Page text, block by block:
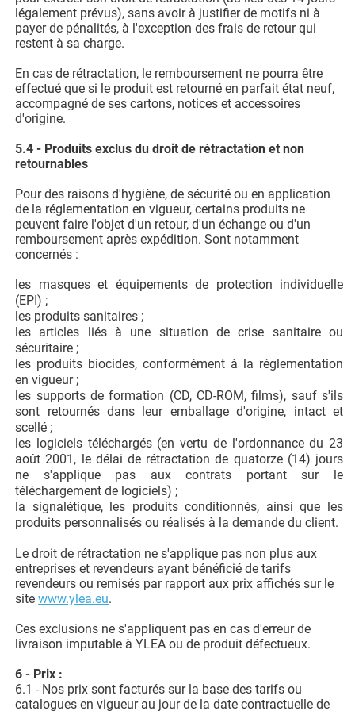
légalement prévus), sans avoir à justifier de motifs ni à
payer de pénalités, à l'exception des frais de retour qui
restent à sa charge.
En cas de rétractation, le remboursement ne pourra être
effectué que si le produit est retourné en parfait état neuf,
accompagné de ses cartons, notices et accessoires
d'origine.
5.4 - Produits exclus du droit de rétractation et non
retournables
Pour des raisons d'hygiène, de sécurité ou en application
de la réglementation en vigueur, certains produits ne
peuvent faire l'objet d'un retour, d'un échange ou d'un
remboursement après expédition. Sont notamment
concernés :
les masques et équipements de protection individuelle
(EPI) ;
les produits sanitaires ;
les articles liés à une situation de crise sanitaire ou
sécuritaire ;
les produits biocides, conformément à la réglementation
en vigueur ;
les supports de formation (CD, CD-ROM, films), sauf s'ils
sont retournés dans leur emballage d'origine, intact et
scellé ;
les logiciels téléchargés (en vertu de l'ordonnance du 23
août 2001, le délai de rétractation de quatorze (14) jours
ne s'applique pas aux contrats portant sur le
téléchargement de logiciels) ;
la signalétique, les produits conditionnés, ainsi que les
produits personnalisés ou réalisés à la demande du client.
Le droit de rétractation ne s'applique pas non plus aux
entreprises et revendeurs ayant bénéficié de tarifs
revendeurs ou remisés par rapport aux prix affichés sur le
sitewww.ylea.eu.
Ces exclusions ne s'appliquent pas en cas d'erreur de
livraison imputable à YLEA ou de produit défectueux.
6 - Prix :
6.1 - Nos prix sont facturés sur la base des tarifs ou
catalogues en vigueur au jour de la date contractuelle de